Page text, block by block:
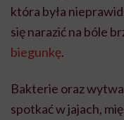
która była
się narazić na bóle
biegunkę.
Bakterie oraz
spotkać w jajach,